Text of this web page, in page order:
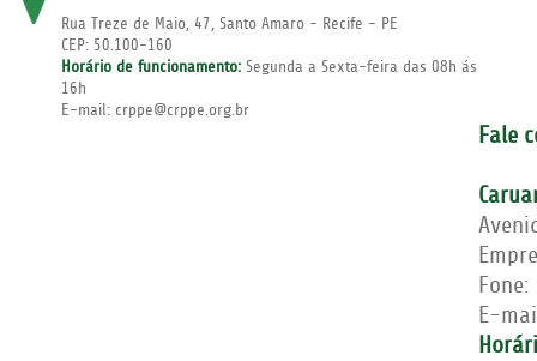
Rua Treze de Maio, 47, Santo Amaro - Recife - PE
CEP: 50.100-160
Horário de funcionamento: Segunda a Sexta-feira das 08h ás
16h
E-mail: crppe@crppe.org.br
Fale
Fone:
E-